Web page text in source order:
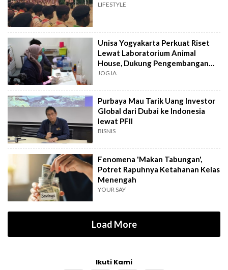
LIFESTYLE
Unisa Yogyakarta Perkuat Riset
Lewat Laboratorium Animal
House, Dukung Pengembangan
Kandidat Obat
JOGJA
Purbaya Mau Tarik Uang Investor
Global dari Dubai ke Indonesia
lewat PFII
BISNIS
Fenomena 'Makan Tabungan',
Potret Rapuhnya Ketahanan Kelas
Menengah
YOUR SAY
Load More
Ikuti Kami